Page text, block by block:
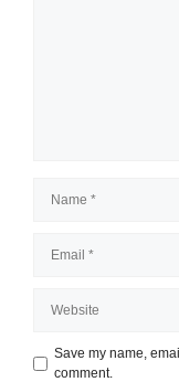
Save my name,
comment.